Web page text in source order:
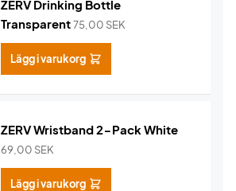
ZERV Drinking Bottle
Transparent75,00 SEK
Lägg i varukorg
ZERV Wristband 2-Pack White
69,00 SEK
Lägg i varukorg